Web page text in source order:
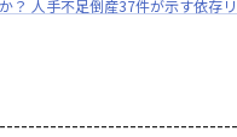
？ 人手不足倒産37件が示す依存